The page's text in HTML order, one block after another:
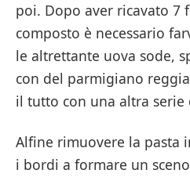
poi. Dopo aver ricavato 7
composto è necessario
le altrettante uova sode,
con del parmigiano
il tutto con una altra
Alfine rimuovere la pasta
i bordi a formare un